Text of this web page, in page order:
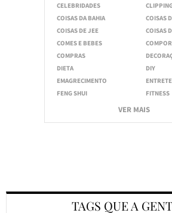
CELEBRIDADES
COISAS DA BAHIA
COISAS
COISAS DE JEE
COISAS
COMES E BEBES
COMPRAS
DIETA
DIY
EMAGRECIMENTO
FENG SHUI
FITNESS
VER MAIS
TAGS QUE A